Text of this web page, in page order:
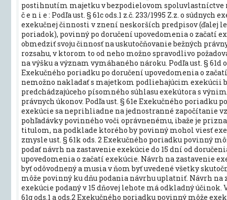
postihnutím majetku v bezpodielovom spoluvlastníctve
č e n i e : Podľa ust. § 61c ods.1 z.č. 233/1995 Z.z. o súdnych
exekučnej činnosti v znení neskorších predpisov (ďalej
poriadok), povinný po doručení upovedomenia o začatí
obmedziť svoju činnosť na uskutočňovanie bežných
rozsahu, v ktorom to od neho možno spravodlivo
na výšku a význam vymáhaného nároku. Podľa ust. § 61d
Exekučného poriadku po doručení upovedomenia o
nemožno nakladať s majetkom podliehajúcim exekúcii
predchádzajúceho písomného súhlasu exekútora s
právnych úkonov. Podľa ust. § 61e Exekučného poriadku
exekúcie sa neprihliadne na jednostranné započítanie
pohľadávky povinného voči oprávnenému, ibaže je
titulom, na podklade ktorého by povinný mohol viesť
zmysle ust. § 61k ods. 2 Exekučného poriadku povinný
podať návrh na zastavenie exekúcie do 15 dní od
upovedomenia o začatí exekúcie. Návrh na zastavenie
byť odôvodnený a musia v ňom byť uvedené všetky
môže povinný ku dňu podania návrhu uplatniť. Návrh na
exekúcie podaný v 15 dňovej lehote má odkladný účinok.
61g ods.1 a ods.2 Exekučného poriadku povinný môže